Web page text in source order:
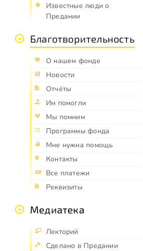
Известные люди о
Предании
Благотворительность
О нашем фонде
Новости
Отчёты
Им помогли
Мы помним
Программы фонда
Мне нужна помощь
Контакты
Все платежи
Реквизиты
Медиатека
Лекторий
Сделано в Предании